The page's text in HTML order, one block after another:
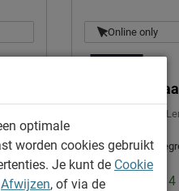
Meulebeeksestraat 51,
sales@vipack.be
Online only
Slaaplade
Montage: niet
Levertijd: 2 tot 4
optimale
worden cookies gebruikt
Je kunt de Cookie
Afwijzen, of via de